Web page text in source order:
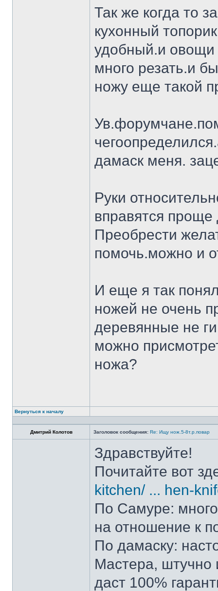
Так же когда то
кухонный
удобный.и овощи
много резать.и
ножу еще такой
дамаск меня.
Руки
вправятся
Преобрести
помочь.можно и
И еще я так
ножей не очень
деревянные не
можно
ножа?
Вернуться к началу
Дмитрий Колотов Заголовок сообщения: Re: Ищу нож.5-8т.р.повар
Здравствуйте!
Почитайте вот
kitchen/ ... hen-
По Самуре: много
на отношение к
По дамаску:
Мастера, штучно
даст 100%